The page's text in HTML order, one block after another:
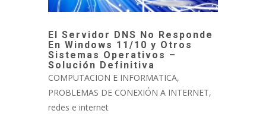
El Servidor DNS No Responde
En Windows 11/10 y Otros
Sistemas Operativos –
Solución Definitiva
COMPUTACION E INFORMATICA,
PROBLEMAS DE CONEXIÓN A INTERNET,
redes e internet